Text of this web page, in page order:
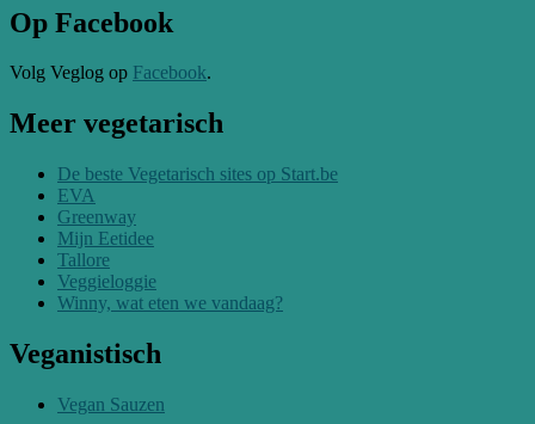
Op Facebook
Volg Veglog op Facebook.
Meer vegetarisch
De beste Vegetarisch sites op Start.be
EVA
Greenway
Mijn Eetidee
Tallore
Veggieloggie
Winny, wat eten we vandaag?
Veganistisch
Vegan Sauzen